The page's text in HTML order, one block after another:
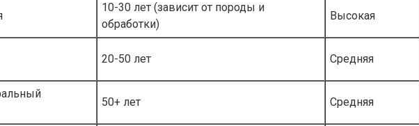
10-30 лет (зависит от породы и
обработки)
Высокая
20-50 лет Средняя
50+ лет Средняя